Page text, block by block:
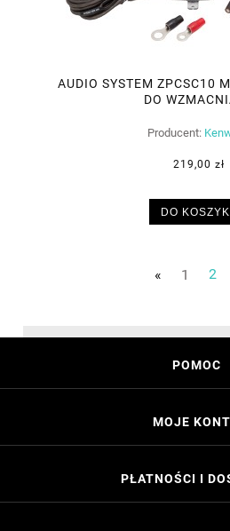
AUDIO SYSTEM ZPCSC10
DO
Producent:
219,00 zł
DO
« 1 2
POMOC
MOJE
PŁATNOŚCI I